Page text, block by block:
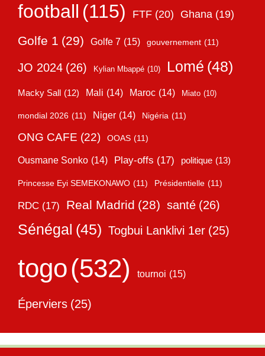
football (115) FTF (20) Ghana (19)
Golfe 1 (29) Golfe 7 (15) gouvernement (11)
JO 2024 (26) Kylian Mbappé (10) Lomé (48)
Macky Sall (12) Mali (14) Maroc (14) Miato (10)
mondial 2026 (11) Niger (14) Nigéria (11)
ONG CAFE (22) OOAS (11)
Ousmane Sonko (14) Play-offs (17) politique (13)
Princesse Eyi SEMEKONAWO (11) Présidentielle (11)
RDC (17) Real Madrid (28) santé (26)
Sénégal (45) Togbui Lanklivi 1er (25)
togo(532) tournoi (15)
Éperviers (25)